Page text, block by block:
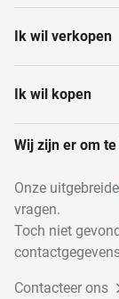
Ik wil verkopen
Ik wil kopen
Wij zijn er om
Onze uitgebreide
vragen.
Toch niet
Contacteer ons